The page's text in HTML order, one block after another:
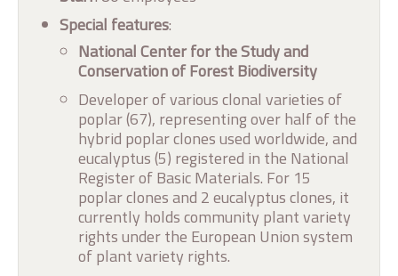
Special features:
National Center for the Study and
Conservation of Forest Biodiversity
Developer of various clonal varieties of
poplar (67), representing over half of the
hybrid poplar clones used worldwide, and
eucalyptus (5) registered in the National
Register of Basic Materials. For 15
poplar clones and 2 eucalyptus clones, it
currently holds community plant variety
rights under the European Union system
of plant variety rights.